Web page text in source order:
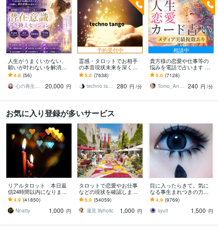
人生がうまくいかない、
願いが叶わないを解消し
ます 現実を変えるために
努力したのに、自力では
もう無理と感じている
4.8 (56)
心の再生セラピスト YASUKO
20,000 円
予約受付中
霊感・タロットでお相手
の本音現状未来を深く視
ます 恋愛・仕事・家族・
人間関係の本質を見抜き
スピード解決へ
5.0 (7638)
techno tango
280 円 /分
相談中
貴方様の恋愛や仕事等の
悩みを電話で占います タ
ロットカード、オラクル
カード、ルノルマンカー
ドを使用します
5.0 (7128)
Tomo_Angel7
240 円 /分
お気に入り登録が多いサービス
リアルタロット 本日返
信24時間以内になります
❤︎タイトルをご確認くださ
い❤︎
4.9 (41850)
Nnatty
1,000 円
タロットで恋愛やお仕事
などの現状を確認します
アドバイスもしっかりお
届けしますので安心して
ください♡
5.0 (54059)
蓮見 lilyholic
1,000 円
目に入ったらきて。気に
なる事生まれつきの力で
視ます 視ましょう恋愛や
仕事などこの先など
4.9 (9769)
syuri
1,500 円